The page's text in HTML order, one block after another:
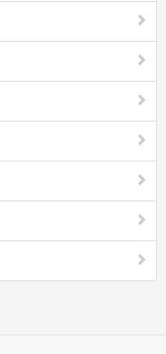
のもおすすめ。また、パソ
話題です。出来上がった作